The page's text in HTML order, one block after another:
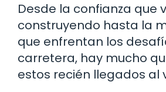
Desde la confianza que
construyendo hasta la
que enfrentan los
carretera, hay mucho
estos recién llegados al